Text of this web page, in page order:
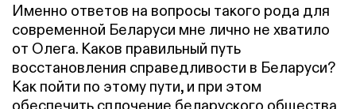
Именно ответов на вопросы такого рода для
современной Беларуси мне лично не хватило
от Олега. Каков правильный путь
восстановления справедливости в Беларуси?
Как пойти по этому пути, и при этом
обеспечить сплочение беларуского общества